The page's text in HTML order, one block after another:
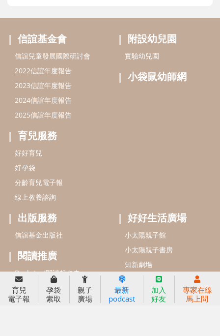
信誼基金會
信誼兒童發展國際研討會
2023信誼年度報告
2024信誼年度報告
2025信誼年度報告
育兒服務
好好育兒
好孕袋
小袋鼠幼師網
育兒
電子報
孕袋
索取
親子
廣場
最新
podcast
加入
好友
專家在線
馬上問